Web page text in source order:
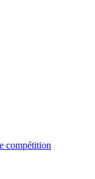
compétition